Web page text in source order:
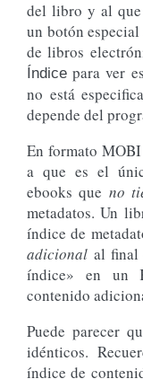
del libro y al que
un botón
de libros
Índice para ver
no está
depende del
En formato
a que es el
ebooks que no
metadatos. Un
índice de
adicional al final
índice» en un
contenido
Puede parecer
idénticos.
índice de